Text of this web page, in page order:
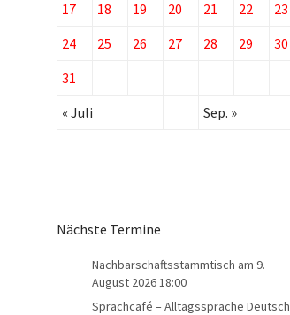
17
18 19 20 21 22
23
24
25 26 27 28 29
30
31
« Juli
Sep. »
Nächste Termine
Nachbarschaftsstammtisch am 9.
August 2026 18:00
Sprachcafé – Alltagssprache Deutsch